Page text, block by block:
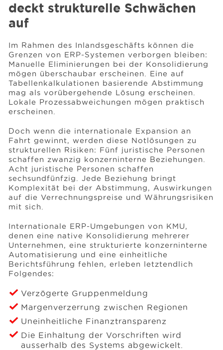
deckt strukturelle Schwächen
auf
Im Rahmen des Inlandsgeschäfts können die
Grenzen von ERP-Systemen verborgen bleiben:
Manuelle Eliminierungen bei der Konsolidierung
mögen überschaubar erscheinen. Eine auf
Tabellenkalkulationen basierende Abstimmung
mag als vorübergehende Lösung erscheinen.
Lokale Prozessabweichungen mögen praktisch
erscheinen.
Doch wenn die internationale Expansion an
Fahrt gewinnt, werden diese Notlösungen zu
strukturellen Risiken: Fünf juristische Personen
schaffen zwanzig konzerninterne Beziehungen.
Acht juristische Personen schaffen
sechsundfünfzig. Jede Beziehung bringt
Komplexität bei der Abstimmung, Auswirkungen
auf die Verrechnungspreise und Währungsrisiken
mit sich.
Internationale ERP-Umgebungen von KMU,
denen eine native Konsolidierung mehrerer
Unternehmen, eine strukturierte konzerninterne
Automatisierung und eine einheitliche
Berichtsführung fehlen, erleben letztendlich
Folgendes:
Verzögerte Gruppenmeldung
Margenverzerrung zwischen Regionen
Uneinheitliche Finanztransparenz
Die Einhaltung der Vorschriften wird
ausserhalb des Systems abgewickelt.